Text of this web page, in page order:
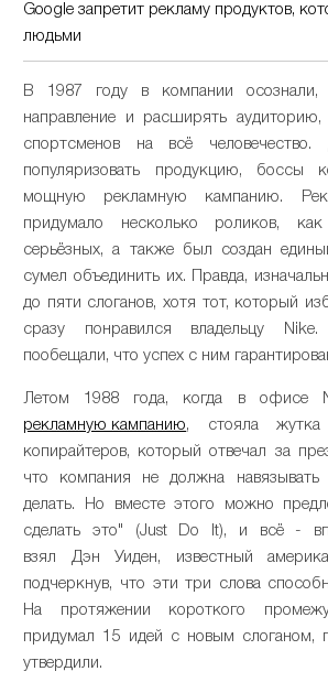
Google запретит рекламу продуктов,
людьми
В 1987 году в компании осознали,
направление и расширять
спортсменов на всё
популяризовать продукцию, боссы
мощную рекламную кампанию.
придумало несколько роликов,
серьёзных, а также был создан
сумел объединить их. Правда,
до пяти слоганов, хотя тот, который
сразу понравился владельцу
пообещали, что успех с ним
Летом 1988 года, когда в офисе
рекламную кампанию, стояла
копирайтеров, который отвечал за
что компания не должна
делать. Но вместе этого можно
сделать это" (Just Do It), и всё -
взял Дэн Уиден, известный
подчеркнув, что эти три слова
На протяжении короткого
придумал 15 идей с новым слоганом,
утвердили.